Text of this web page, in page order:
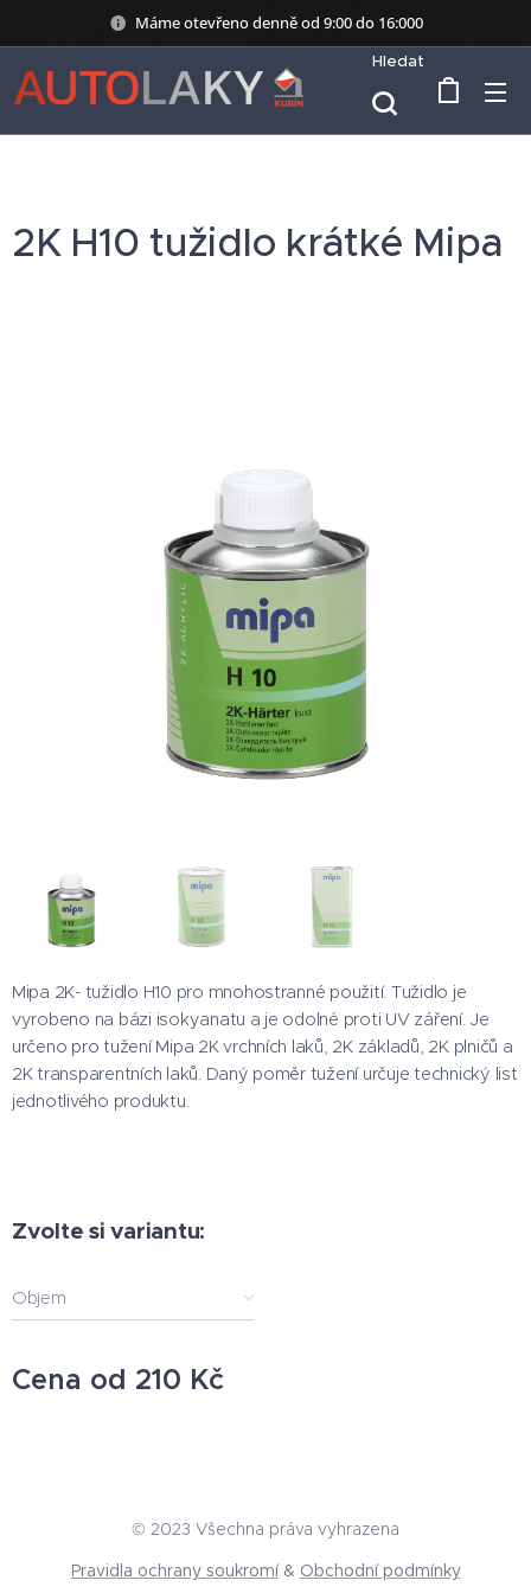
Máme otevřeno denně od 9:00 do 16:000
Hledat
2K H10 tužidlo krátké Mipa
Mipa 2K- tužidlo H10 pro mnohostranné použití. Tužidlo je
vyrobeno na bázi isokyanatu a je odolné proti UV záření. Je
určeno pro tužení Mipa 2K vrchních laků, 2K základů, 2K plničů a
2K transparentních laků. Daný poměr tužení určuje technický list
jednotlivého produktu.
Zvolte si variantu:
Objem
Cena od 210 Kč
© 2023 Všechna práva vyhrazena
Pravidla ochrany soukromí& Obchodní podmínky